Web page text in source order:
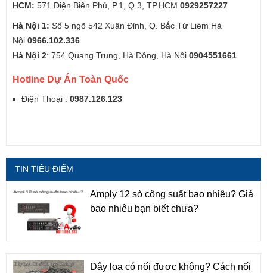
HCM: 571 Điện Biên Phủ, P.1, Q.3, TP.HCM 0929257227
Hà Nội 1: Số 5 ngõ 542 Xuân Đỉnh, Q. Bắc Từ Liêm Hà
Nội 0966.102.336
Hà Nội 2: 754 Quang Trung, Hà Đông, Hà Nội 0904551661
Hotline Dự Án Toàn Quốc
Điện Thoại : 0987.126.123
TIN TIÊU ĐIỂM
Amply 12 sò công suất bao nhiêu? Giá
bao nhiêu bạn biết chưa?
Dây loa có nối được không? Cách nối